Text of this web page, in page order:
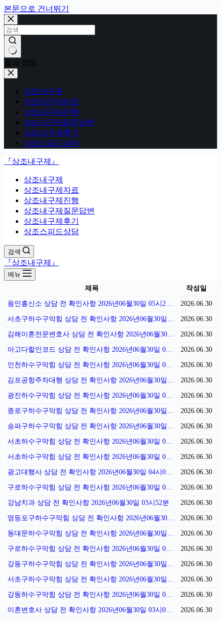
본문으로 건너뛰기
결과 없음
상조내구제
상조내구제자료
상조내구제진행
상조내구제질문답변
상조내구제후기
상조스피드상담
『상조내구제』
상조내구제
상조내구제자료
상조내구제진행
상조내구제질문답변
상조내구제후기
상조스피드상담
검색
『상조내구제』
메뉴
제목
작성일
용인흥신소 상담 전 확인사항 2026년06월30일 05시23분 2026.06.30
서초구하수구막힘 상담 전 확인사항 2026년06월30일 05시18분 2026.06.30
김해이혼전문변호사 상담 전 확인사항 2026년06월30일 05시09분 2026.06.30
아고다할인코드 상담 전 확인사항 2026년06월30일 05시02분 2026.06.30
인천하수구막힘 상담 전 확인사항 2026년06월30일 04시55분 2026.06.30
김포공항주차대행 상담 전 확인사항 2026년06월30일 04시50분 2026.06.30
광진하수구막힘 상담 전 확인사항 2026년06월30일 04시41분 2026.06.30
종로구하수구막힘 상담 전 확인사항 2026년06월30일 04시36분 2026.06.30
송파구하수구막힘 상담 전 확인사항 2026년06월30일 04시27분 2026.06.30
서초하수구막힘 상담 전 확인사항 2026년06월30일 04시22분 2026.06.30
서초하수구막힘 상담 전 확인사항 2026년06월30일 04시13분 2026.06.30
광고대행사 상담 전 확인사항 2026년06월30일 04시06분 2026.06.30
구로하수구막힘 상담 전 확인사항 2026년06월30일 04시01분 2026.06.30
강남치과 상담 전 확인사항 2026년06월30일 03시52분 2026.06.30
영등포구하수구막힘 상담 전 확인사항 2026년06월30일 03시45분 2026.06.30
동대문하수구막힘 상담 전 확인사항 2026년06월30일 03시39분 2026.06.30
구로하수구막힘 상담 전 확인사항 2026년06월30일 03시31분 2026.06.30
강동구하수구막힘 상담 전 확인사항 2026년06월30일 03시26분 2026.06.30
서초구하수구막힘 상담 전 확인사항 2026년06월30일 03시18분 2026.06.30
강동하수구막힘 상담 전 확인사항 2026년06월30일 03시11분 2026.06.30
이혼변호사 상담 전 확인사항 2026년06월30일 03시04분 2026.06.30